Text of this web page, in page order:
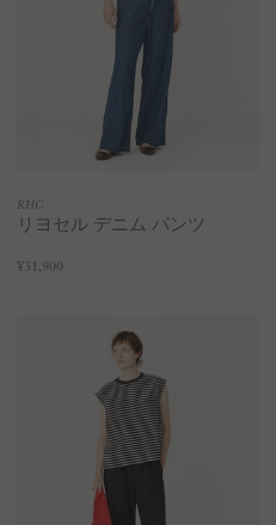
RHC
リヨセル デニム パンツ
¥31,900